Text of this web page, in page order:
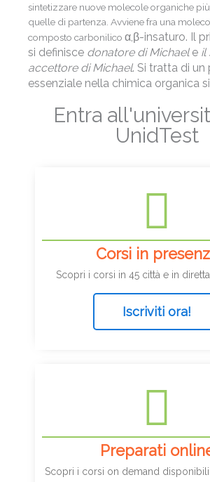
sintetizzare nuove molecole organiche
quelle di partenza. Avviene fra una
composto carbonilico α, β-insaturo. Il
si definisce donatore di Michaele il
accettore di Michael. Si tratta di un
essenziale nella chimica organica
Entra
UnidTest
Corsi in
Scopri i corsi in 45 città e in
Iscriviti ora!
Preparati
Scopri i corsi on demand